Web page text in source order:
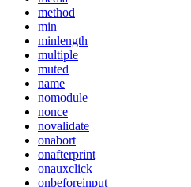
method
min
minlength
multiple
muted
name
nomodule
nonce
novalidate
onabort
onafterprint
onauxclick
onbeforeinput